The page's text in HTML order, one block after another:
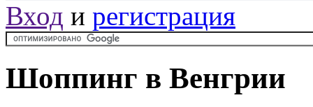
Вход и регистрация
Шоппинг в Венгрии